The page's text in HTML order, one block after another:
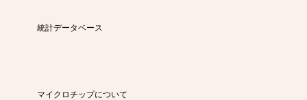
統計データベース
マイクロチップについて